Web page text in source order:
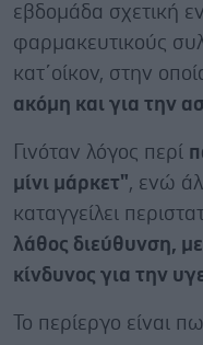
εβδομάδα σχετική
φαρμακευτικούς
κατ΄οίκον, στην
ακόμη και για την
Γινόταν λόγος περί
μίνι μάρκετ", ενώ
καταγγείλει
λάθος διεύθυνση,
κίνδυνος για την
Το περίεργο είναι